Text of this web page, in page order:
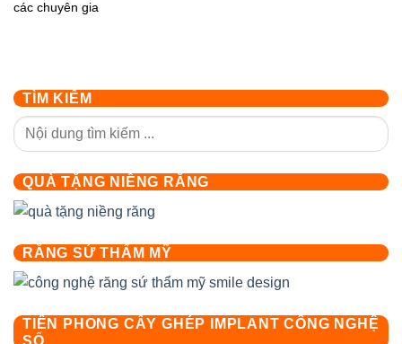
các chuyên gia
TÌM KIẾM
QUÀ TẶNG NIỀNG RĂNG
RĂNG SỨ THẨM MỸ
TIÊN PHONG CẤY GHÉP IMPLANT CÔNG NGHỆ